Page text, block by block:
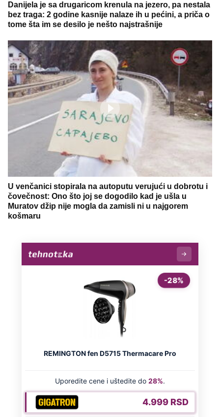
Danijela je sa drugaricom krenula na jezero, pa nestala
bez traga: 2 godine kasnije nalaze ih u pećini, a priča o
tome šta im se desilo je nešto najstrašnije
U venčanici stopirala na autoputu verujući u dobrotu i
čovečnost: Ono što joj se dogodilo kad je ušla u
Muratov džip nije mogla da zamisli ni u najgorem
košmaru